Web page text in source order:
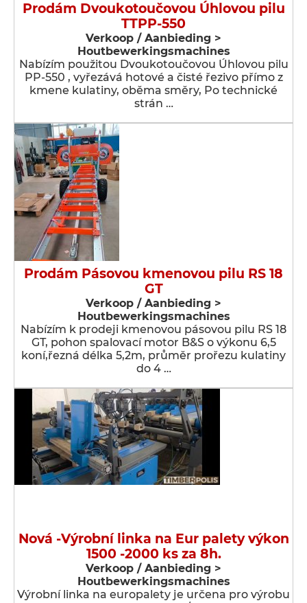
Prodám Dvoukotoučovou Úhlovou pilu
TTPP-550
Verkoop / Aanbieding >
Houtbewerkingsmachines
Nabízím použitou Dvoukotoučovou Úhlovou pilu
PP-550 , vyřezává hotové a čisté řezivo přímo z
kmene kulatiny, oběma směry, Po technické
strán …
Prodám Pásovou kmenovou pilu RS 18
GT
Verkoop / Aanbieding >
Houtbewerkingsmachines
Nabízím k prodeji kmenovou pásovou pilu RS 18
GT, pohon spalovací motor B&S o výkonu 6,5
koní,řezná délka 5,2m, průměr prořezu kulatiny
do 4 …
Nová -Výrobní linka na Eur palety výkon
1500 -2000 ks za 8h.
Verkoop / Aanbieding >
Houtbewerkingsmachines
Výrobní linka na europalety je určena pro výrobu